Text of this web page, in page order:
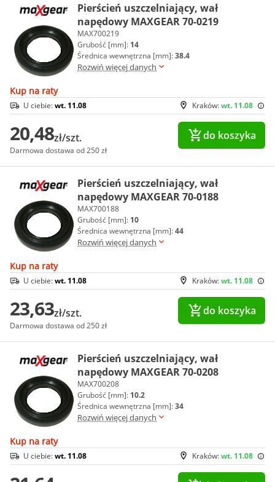
Pierścień uszczelniający, wał
napędowy MAXGEAR 70-0219
MAX700219
Grubość [mm]: 14
Średnica wewnętrzna [mm]:38.4
Rozwiń więcej danych
Kup na raty
Kraków:wt. 11.08
U ciebie:wt. 11.08
20,48zł/szt.
Darmowa dostawa od 250 zł
do koszyka
Pierścień uszczelniający, wał
napędowy MAXGEAR 70-0188
MAX700188
Grubość [mm]: 10
Średnica wewnętrzna [mm]:44
Rozwiń więcej danych
Kup na raty
Kraków:wt. 11.08
U ciebie:wt. 11.08
23,63zł/szt.
Darmowa dostawa od 250 zł
do koszyka
Pierścień uszczelniający, wał
napędowy MAXGEAR 70-0208
MAX700208
Grubość [mm]: 10.2
Średnica wewnętrzna [mm]:34
Rozwiń więcej danych
Kup na raty
Kraków:wt. 11.08
U ciebie:wt. 11.08